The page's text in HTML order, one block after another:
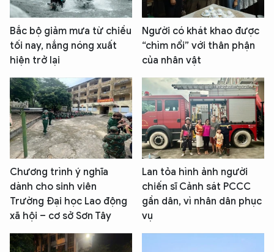
Bắc bộ giảm mưa từ chiều
tối nay, nắng nóng xuất
hiện trở lại
Người có khát khao được
“chìm nổi” với thân phận
của nhân vật
Chương trình ý nghĩa
dành cho sinh viên
Trường Đại học Lao động
xã hội – cơ sở Sơn Tây
Lan tỏa hình ảnh người
chiến sĩ Cảnh sát PCCC
gần dân, vì nhân dân phục
vụ